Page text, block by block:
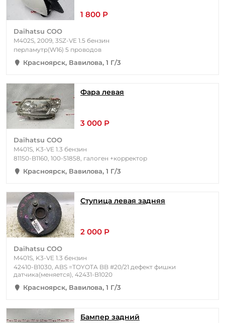
1 800 Р
Daihatsu COO
M402S, 2009, 3SZ-VE 1.5 бензин
перламутр(W16) 5 проводов
Красноярск, Вавилова, 1 Г/3
Фара левая
3 000 Р
Daihatsu COO
M401S, K3-VE 1.3 бензин
81150-B1160, 100-51858, галоген +корректор
Красноярск, Вавилова, 1 Г/3
Ступица левая задняя
2 000 Р
Daihatsu COO
M401S, K3-VE 1.3 бензин
42410-B1030, ABS =TOYOTA BB #20/21 дефект фишки
датчика(меняется), 42431-B1020
Красноярск, Вавилова, 1 Г/3
Бампер задний